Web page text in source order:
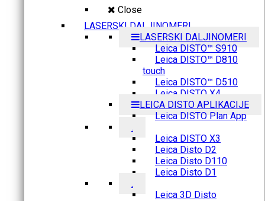
Close
LASERSKI DALJINOMERI
LASERSKI DALJINOMERI
Leica DISTO™ S910
Leica DISTO™ D810
touch
Leica DISTO™ D510
Leica DISTO X4
LEICA DISTO APLIKACIJE
Leica DISTO Plan App
.
Leica DISTO X3
Leica Disto D2
Leica Disto D110
Leica Disto D1
.
Leica 3D Disto